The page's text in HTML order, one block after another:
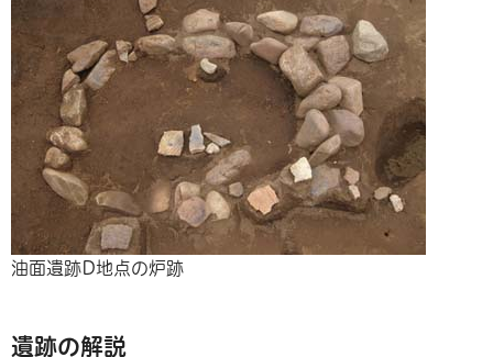
油面遺跡D地点の炉跡
遺跡の解説